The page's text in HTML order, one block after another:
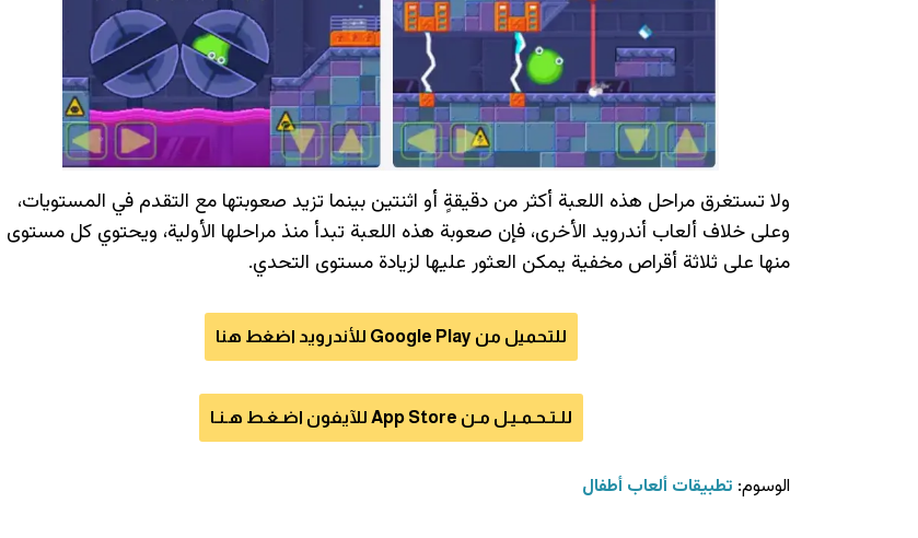
ولا تستغرق مراحل هذه اللعبة أكثر من دقيقةٍ أو اثنتين بينما تزيد صعوبتها مع التقدم في المستويات،
وعلى خلاف ألعاب أندرويد الأخرى، فإن صعوبة هذه اللعبة تبدأ منذ مراحلها الأولية، ويحتوي كل مستوى
منها على ثلاثة أقراص مخفية يمكن العثور عليها لزيادة مستوى التحدي.
للتحميل من Google Play للأندرويد اضغط هنا
للـتـحـمـيـل مـن App Store للآيفون اضـغـط هـنـا
الوسوم: تطبيقات ألعاب أطفال